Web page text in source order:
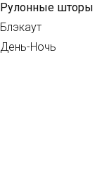
Рулонные шторы
Блэкаут
День-Ночь